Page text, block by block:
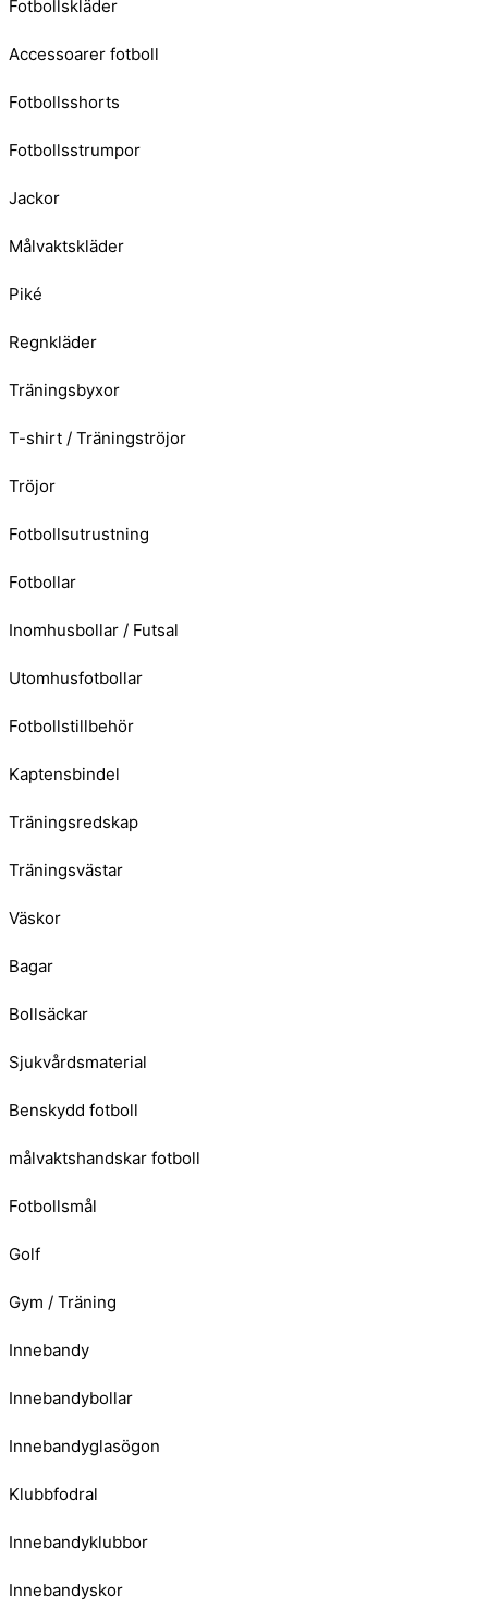
Fotbollskläder
Accessoarer fotboll
Fotbollsshorts
Fotbollsstrumpor
Jackor
Målvaktskläder
Piké
Regnkläder
Träningsbyxor
T-shirt / Träningströjor
Tröjor
Fotbollsutrustning
Fotbollar
Inomhusbollar / Futsal
Utomhusfotbollar
Fotbollstillbehör
Kaptensbindel
Träningsredskap
Träningsvästar
Väskor
Bagar
Bollsäckar
Sjukvårdsmaterial
Benskydd fotboll
målvaktshandskar fotboll
Fotbollsmål
Golf
Gym / Träning
Innebandy
Innebandybollar
Innebandyglasögon
Klubbfodral
Innebandyklubbor
Innebandyskor